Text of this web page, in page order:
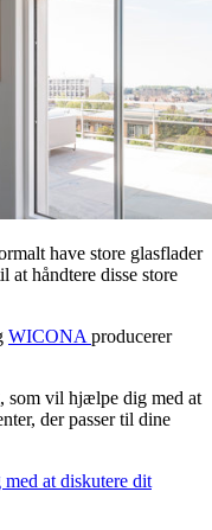
have store glasflader
håndtere disse store
WICONA producerer
som vil hjælpe dig med at
der passer til dine
at diskutere dit